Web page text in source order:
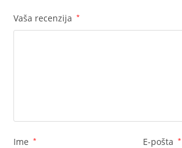
Vaša recenzija *
Ime * E-pošta *